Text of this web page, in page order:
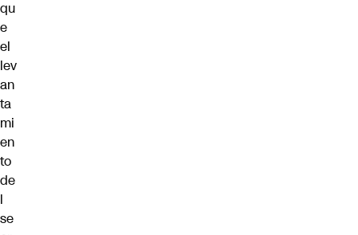
qu
e
el
lev
an
ta
mi
en
to
de
l
se